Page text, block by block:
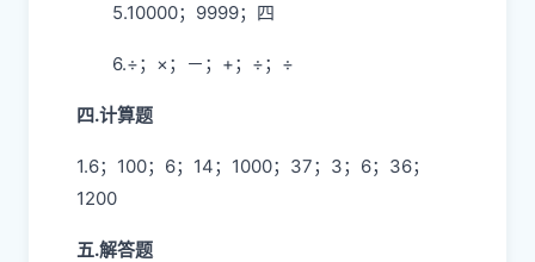
5.10000；9999；四
6.÷；×；－；+；÷；÷
四.计算题
1.6；100；6；14；1000；37；3；6；36；
1200
五.解答题